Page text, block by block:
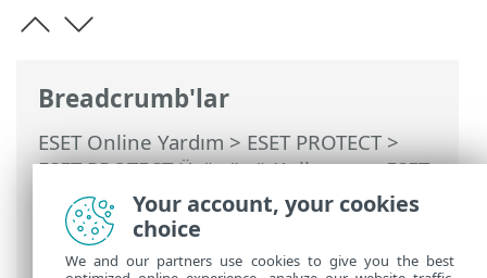
Breadcrumb'lar
ESET Online Yardım>ESET PROTECT>
ESET PROTECT Ürününü Kullanma>ESET
PROTECT Ana Menü>Bilgisayarlar>
Yönetilen bilgisayarlardan gelen
alışılmadık derecede yüksek trafik
Your account, your cookies
choice
We and our partners use cookies to give you the best